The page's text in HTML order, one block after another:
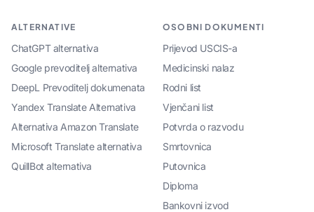
ALTERNATIVE
ChatGPT alternativa
Google prevoditelj alternativa
DeepL Prevoditelj dokumenata
Yandex Translate Alternativa
Alternativa Amazon Translate
Microsoft Translate alternativa
QuillBot alternativa
OSOBNI DOKUMENTI
Prijevod USCIS-a
Medicinski nalaz
Rodni list
Vjenčani list
Potvrda o razvodu
Smrtovnica
Putovnica
Diploma
Bankovni izvod